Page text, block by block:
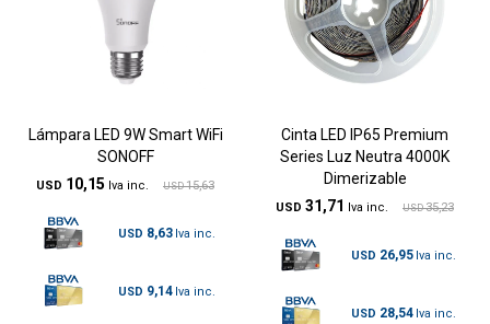
Lámpara LED 9W Smart WiFi
SONOFF
USD 10,15 USD 15,63
USD 8,63
USD 9,14
Cinta LED IP65 Premium
Series Luz Neutra 4000K
Dimerizable
USD 31,71 USD 35,23
USD 26,95
USD 28,54